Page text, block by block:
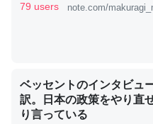
これを元に考えるとカルシ
類は苦労してるんだな…。
─ニュース :: 【研究発表】昆虫
いのか」に関する新仮説
79 users note.com/
ベッセントのインタビュ
訳。日本の政策をやり直
り言っている